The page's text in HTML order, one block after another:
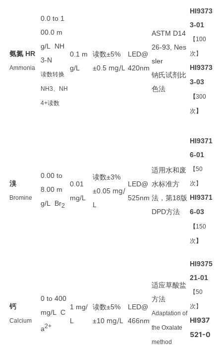
氨氮 HR
Ammonia
0.0 to 1
00.0 m
g/L NH
3-N
读数转换
NH3、NH
4+读数
0.1 m
g/L
读数±5%
±0.5 mg/L
LED@
420nm
ASTM D14
26-93, Nes
sler
钠氏试剂比
色法
HI9373
3-01
【100
次】
HI9373
3-03
【300
次】
溴
Bromine
0.00 to
8.00 m
g/L Br2
0.01
mg/L
读数±3%
±0.05 mg/
L
LED@
525nm
适用水和废
水标准方
法 ， 第18版
DPD方法
HI9371
6-01
【50
次】
HI9371
6-03
【150
次】
钙
Calcium
0 to 400
mg/L C
a2+
1 mg/
L
读数±5%
±10 mg/L
LED@
466nm
适应草酸盐
方法
Adaptation of
the Oxalate
method
HI9375
21-01
【50
次】
HI937
521-0